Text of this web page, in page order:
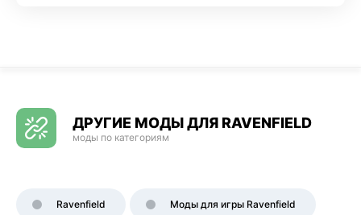
ДРУГИЕ МОДЫ ДЛЯ RAVENFIELD
моды по категориям
Ravenfield Моды для игры Ravenfield